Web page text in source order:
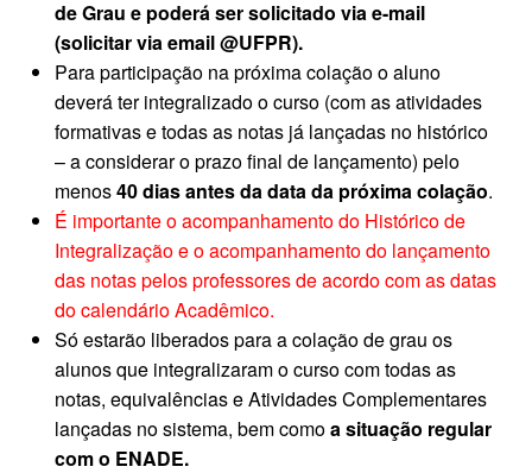
de Grau e poderá ser solicitado via e-mail
(solicitar via email @UFPR).
Para participação na próxima colação o aluno
deverá ter integralizado o curso (com as atividades
formativas e todas as notas já lançadas no histórico
– a considerar o prazo final de lançamento) pelo
menos40 dias antes da data da próxima colação.
É importante o acompanhamento do Histórico de
Integralização e o acompanhamento do lançamento
das notas pelos professores de acordo com as datas
do calendário Acadêmico.
Só estarão liberados para a colação de grau os
alunos que integralizaram o curso com todas as
notas, equivalências e Atividades Complementares
lançadas no sistema, bem comoa situação regular
com o ENADE.